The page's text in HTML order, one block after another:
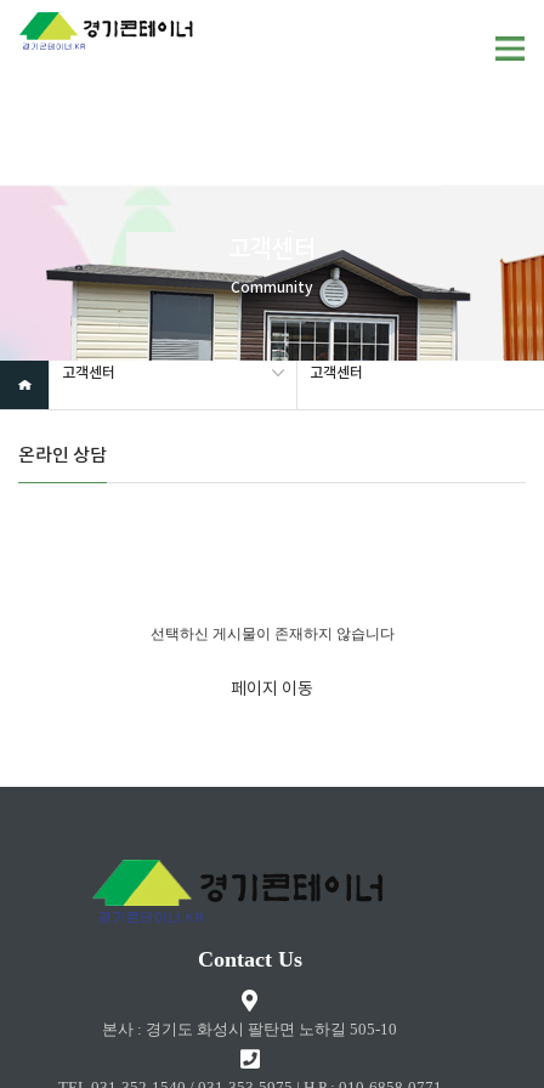
Warning: mysql_fetch_array(): supplied argument is not a valid
MySQL result resource in
/home/gunggictr/gungboard/view.php
Community
고객센터 고객센터
온라인 상담
선택하신 게시물이 존재하지 않습니다
페이지 이동
Contact Us
본사 : 경기도 화성시 팔탄면 노하길 505-10